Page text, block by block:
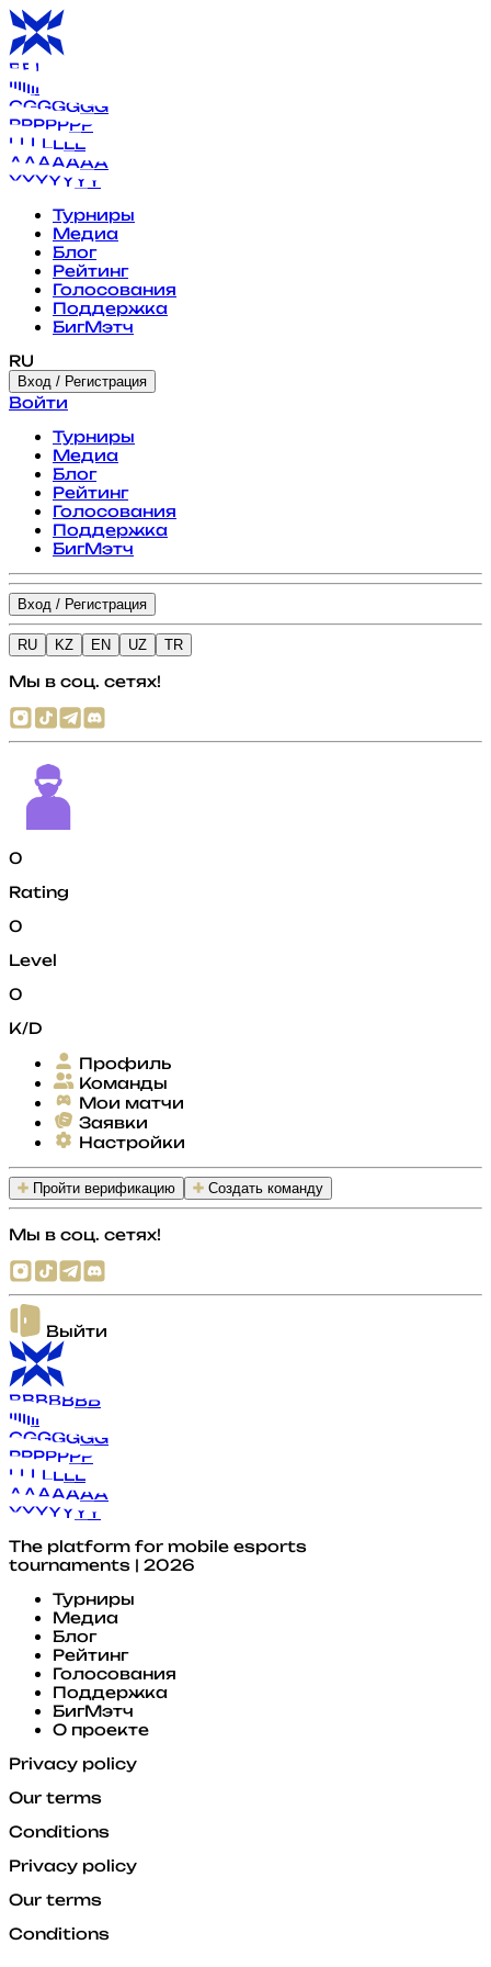
B B B
IIIIIII
GGGGGGG
PPPPPPP
L L L LLLL
A AAAAAA
YYYYY Y Y
Турниры
Медиа
Блог
Рейтинг
Голосования
Поддержка
БигМэтч
RU
Вход / Регистрация
Войти
Турниры
Медиа
Блог
Рейтинг
Голосования
Поддержка
БигМэтч
Вход / Регистрация
RU KZ EN UZ TR
Мы в соц. сетях!
0
Rating
0
Level
0
K/D
Профиль
Команды
Мои матчи
Заявки
Настройки
Пройти верификацию Создать команду
Мы в соц. сетях!
Выйти
BBBBBBB
IIIIIII
GGGGGGG
PPPPPPP
L L L LLLL
A AAAAAA
YYYYY Y Y
The platform for mobile esports
tournaments | 2026
Турниры
Медиа
Блог
Рейтинг
Голосования
Поддержка
БигМэтч
О проекте
Privacy policy
Our terms
Conditions
Privacy policy
Our terms
Conditions